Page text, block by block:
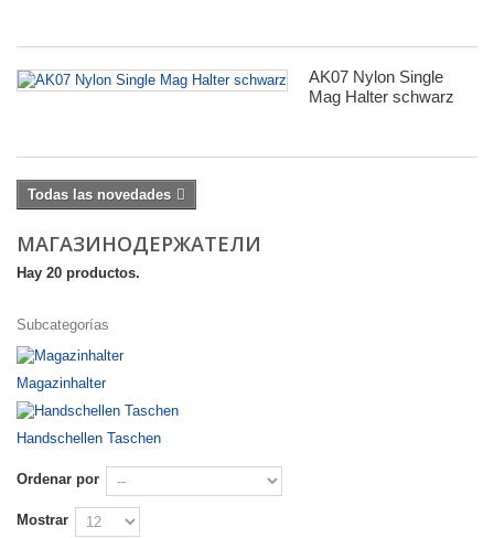
AK07 Nylon Single
Mag Halter schwarz
Todas las novedades
МАГАЗИНОДЕРЖАТЕЛИ
Hay 20 productos.
Subcategorías
Magazinhalter
Handschellen Taschen
Ordenar por
Mostrar